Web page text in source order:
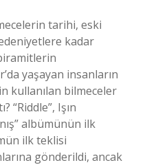
tarihi, eski
kadar
yaşayan insanların
kullanılan bilmeceler
“Riddle”, Işın
albümünün ilk
ilk teklisi
gönderildi, ancak